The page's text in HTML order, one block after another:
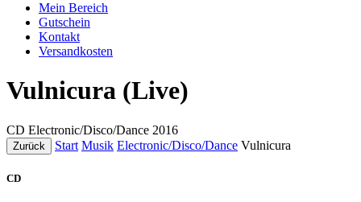
Mein Bereich
Gutschein
Kontakt
Versandkosten
Vulnicura (Live)
CD Electronic/Disco/Dance 2016
Zurück Start Musik Electronic/Disco/Dance Vulnicura
CD